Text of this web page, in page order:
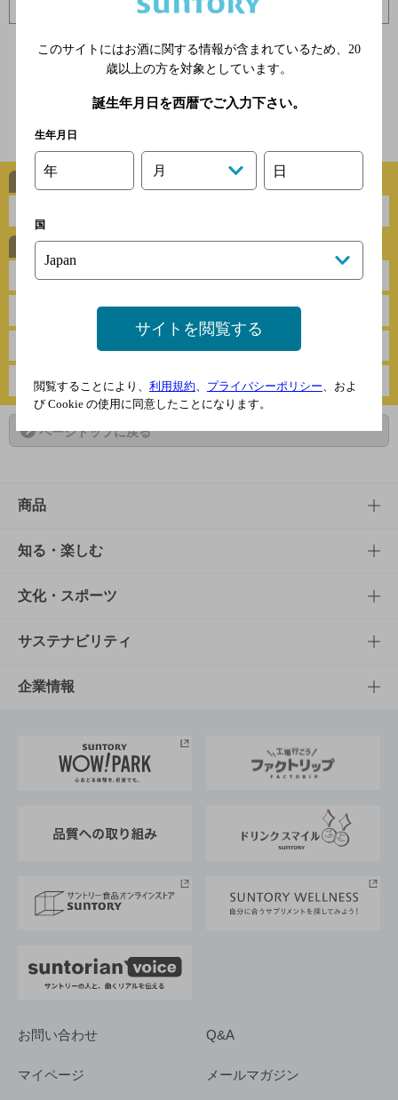
1 2
トップページに戻る
お肉 焼き物
揚げ物 がっつり
ページトップに戻る
商品
商品TOP
商品一覧
商品発売情報
栄養成分一覧
知る・楽しむ
知る・楽しむTOP
キャンペーン
工場見学
地域情報
文化・スポーツ
文化・スポーツTOP
サントリーホール
サントリーサンバーズ大阪
サステナビリティ
サステナビリティTOP
サントリーが考えるサステナビリティ経営
企業情報
企業概要
採用情報
お問い合わせ Q&A
マイページ メールマガジン
このサイトにはお酒に関する情報が含まれているため、 20
歳以上の方を対象としています。
誕生年月日を西暦でご入力下さい。
生年月日
年 月 日
国
サイトを閲覧する
閲覧することにより、 利用規約 プライバシーポリシー 、およ
び Cookie の使用に同意したことになります。